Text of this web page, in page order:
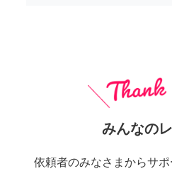
みんなの
依頼者のみなさまからサ